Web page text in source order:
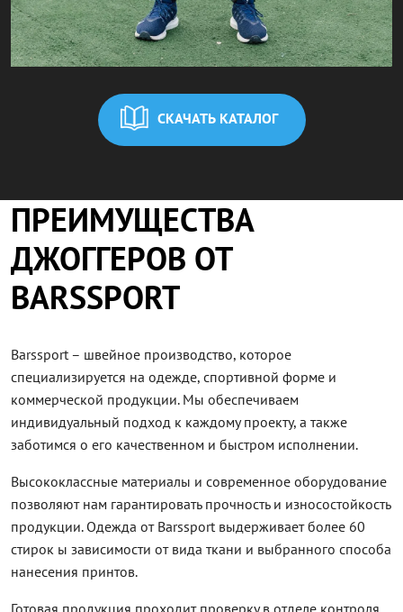
СКАЧАТЬ КАТАЛОГ
ПРЕИМУЩЕСТВА
ДЖОГГЕРОВ ОТ
BARSSPORT
Barssport – швейное производство, которое
специализируется на одежде, спортивной форме и
коммерческой продукции. Мы обеспечиваем
индивидуальный подход к каждому проекту, а также
заботимся о его качественном и быстром исполнении.
Высококлассные материалы и современное оборудование
позволяют нам гарантировать прочность и износостойкость
продукции. Одежда от Barssport выдерживает более 60
стирок ы зависимости от вида ткани и выбранного способа
нанесения принтов.